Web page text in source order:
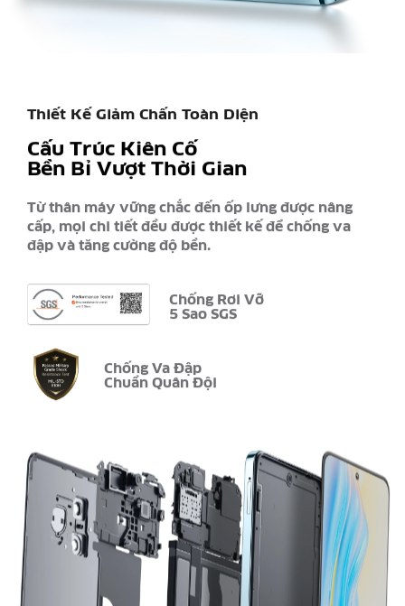
Thiết Kế Giảm Chấn Toàn Diện
Cấu Trúc Kiên Cố
Bền Bỉ Vượt Thời Gian
Từ thân máy vững chắc đến ốp lưng được nâng
cấp, mọi chi tiết đều được thiết kế để chống va
đập và tăng cường độ bền.
Chống Rơi Vỡ
5 Sao SGS
Chống Va Đập
Chuẩn Quân Đội